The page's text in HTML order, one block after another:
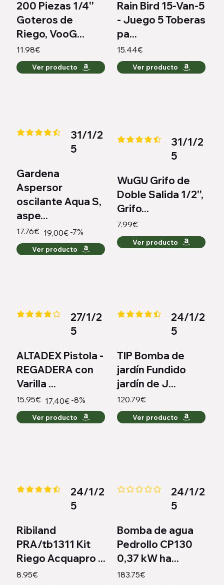
200 Piezas 1/4''
Goteros de
Riego, VooG...
11.98€
Ver producto
Rain Bird 15-Van-5
- Juego 5 Toberas
pa...
15.44€
Ver producto
la calificación promedio es 4.3 de 5
31/1/2
5
Gardena
Aspersor
oscilante Aqua S,
aspe...
17.76€ 19,00€ -7%
Ver producto
la calificación promedio es 4.4
31/1/2
5
WuGU Grifo de
Doble Salida 1/2'',
Grifo...
7.99€
Ver producto
la calificación promedio es 4.1 de 5
27/1/2
5
ALTADEX Pistola -
REGADERA con
Varilla ...
15.95€ 17,40€ -8%
Ver producto
la calificación promedio es 4.3
24/1/2
5
TIP Bomba de
jardín Fundido
jardín de J...
120.79€
Ver producto
la calificación promedio es 4.3 de 5
24/1/2
5
Ribiland
PRA/tb1311 Kit
Riego Acquapro ...
8.95€
Aún no hay calificaciones
24/1/2
5
Bomba de agua
Pedrollo CP130
0,37 kW ha...
183.75€